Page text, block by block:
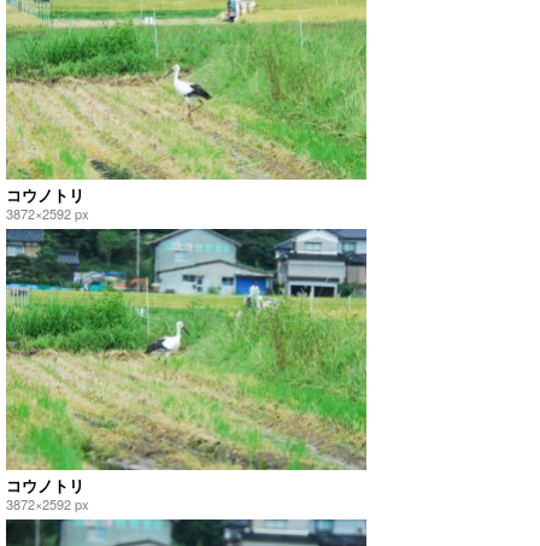
コウノトリ
3872×2592 px
コウノトリ
3872×2592 px